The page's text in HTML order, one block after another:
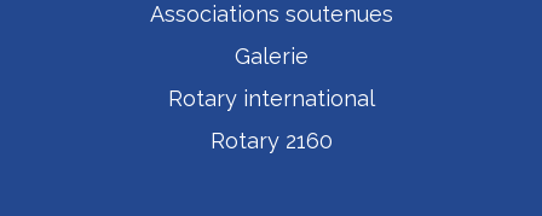
Associations soutenues
Galerie
Rotary international
Rotary 2160